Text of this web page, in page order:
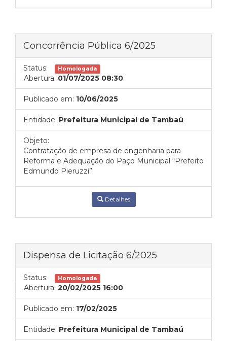
Concorrência Pública 6/2025
Status: Homologada
Abertura: 01/07/2025 08:30
Publicado em: 10/06/2025
Entidade: Prefeitura Municipal de Tambaú
Objeto:
Contratação de empresa de engenharia para
Reforma e Adequação do Paço Municipal “Prefeito
Edmundo Pieruzzi”.
Detalhes
Dispensa de Licitação 6/2025
Status: Homologada
Abertura: 20/02/2025 16:00
Publicado em: 17/02/2025
Entidade: Prefeitura Municipal de Tambaú